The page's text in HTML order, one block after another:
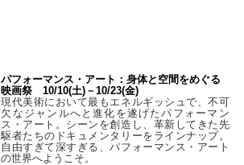
パフォーマンス・アート：身体と空間をめぐる
映画祭 10/10(土)－10/23(金)
現代美術において最もエネルギッシュで、不可
欠なジャンルへと進化を遂げたパフォーマン
ス・アート。シーンを創造し、革新してきた先
駆者たちのドキュメンタリーをラインナップ。
自由すぎて深すぎる、パフォーマンス・アート
の世界へようこそ。